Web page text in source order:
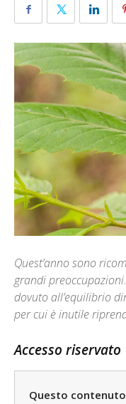
Quest’anno sono
grandi
dovuto all’equilibrio
per cui è inutile
Accesso riservato
Questo